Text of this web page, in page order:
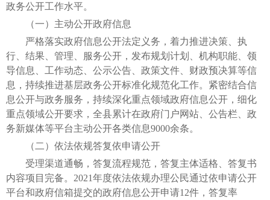
政务公开工作水平。
（一）主动公开政府信息
严格落实政府信息公开法定义务，着力推进决策、执
行、结果、管理、服务公开，发布规划计划、机构职能、领
导信息、工作动态、公示公告、政策文件、财政预决算等信
息，持续推进基层政务公开标准化规范化工作。紧密结合信
息公开与政务服务，持续深化重点领域政府信息公开，细化
重点领域公开要求，全县累计在政府门户网站、公告栏、政
务新媒体等平台主动公开各类信息9000余条。
（二）依法依规答复依申请公开
受理渠道通畅，答复流程规范，答复主体适格、答复书
内容项目完备。2021年度依法依规办理公民通过依申请公开
平台和政府信箱提交的政府信息公开申请12件，答复率